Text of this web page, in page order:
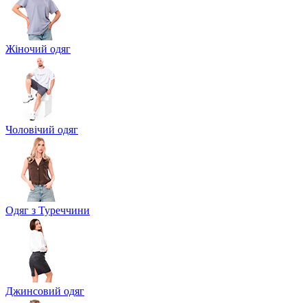
Жіночий одяг
Чоловічий одяг
Одяг з Туреччини
Джинсовий одяг